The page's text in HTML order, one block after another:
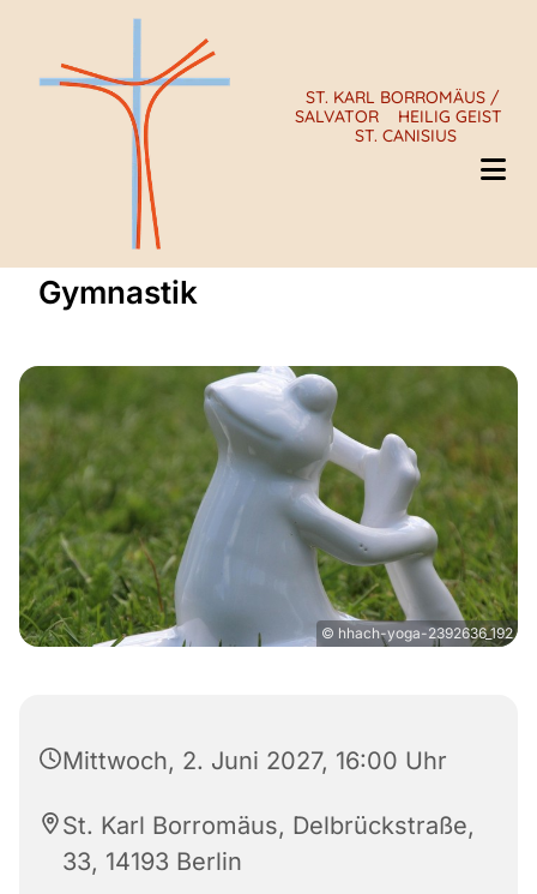
ST. KARL BORROMÄUS /
SALVATOR
HEILIG GEIST
ST. CANISIUS
Gymnastik
© hhach-yoga-2392636_192
Mittwoch, 2. Juni 2027, 16:00 Uhr
St. Karl Borromäus, Delbrückstraße,
33, 14193 Berlin